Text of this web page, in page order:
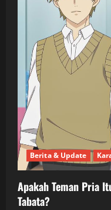
Berita & Update
Apakah Teman Pria
Tabata?